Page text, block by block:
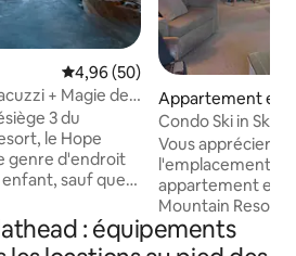
Évaluation moyenne sur la
4,96 (50)
+ Magie de
+ PS53 du
le Hope
genre d'endroit
sauf que
Troncs d'arbres.
Des peintures
Appartement en
⋅ Whitefish
Condo Ski in Ski
Vous apprécierez
l'emplacement
appartement en
Mountain Resort.
rénové est à
et 2, cet
: équipements